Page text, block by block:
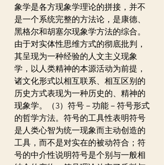
象学是各方现象学理论的拼接，并不
是一个系统完整的方法论，是康德、
黑格尔和胡塞尔现象学方法的综合。
由于对实体性思维方式的彻底批判，
其呈现为一种经验的人文主义现象
学，以人类精神的本源活动为前提，
诸文化形式以相互联系、相互区别的
历史方式表现为一种历史的、精神的
现象学。（3）符号－功能－符号形式
的哲学方法。符号的工具性表明符号
是人类心智为统一现象而主动创造的
工具，而不是对实在的被动符合；符
号的中介性说明符号是个别与一般相